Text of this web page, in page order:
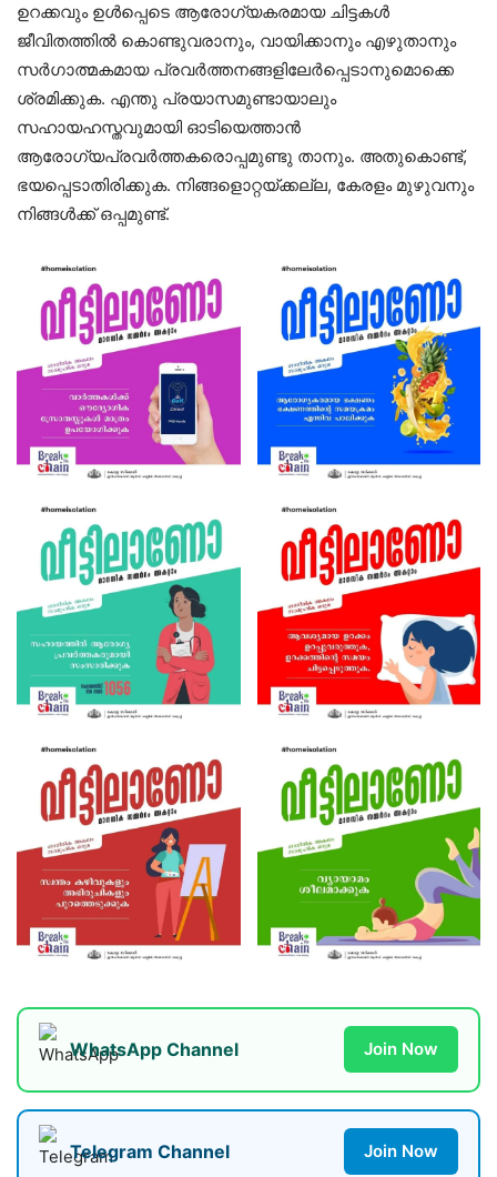
ഉറക്കവും ഉൾപ്പെടെ ആരോഗ്യകരമായ ചിട്ടകൾ
ജീവിതത്തിൽ കൊണ്ടുവരാനും, വായിക്കാനും എഴുതാനും
സർഗാത്മകമായ പ്രവർത്തനങ്ങളിലേർപ്പെടാനുമൊക്കെ
ശ്രമിക്കുക. എന്തു പ്രയാസമുണ്ടായാലും
സഹായഹസ്തവുമായി ഓടിയെത്താൻ
ആരോഗ്യപ്രവർത്തകരൊപ്പമുണ്ടു താനും. അതുകൊണ്ട്,
ഭയപ്പെടാതിരിക്കുക. നിങ്ങളൊറ്റയ്ക്കല്ല, കേരളം മുഴുവനും
നിങ്ങൾക്ക് ഒപ്പമുണ്ട്.
WhatsApp Channel Join Now
Telegram Channel Join Now